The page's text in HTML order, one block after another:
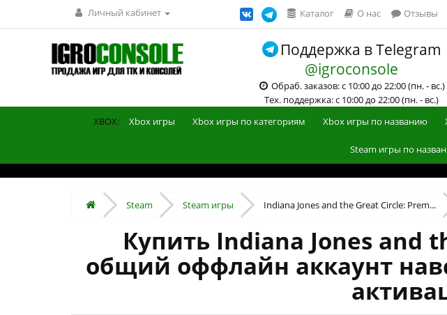
Личный кабинет Каталог О нас Отзывы
Поддержка в Telegram
@igroconsole
Обраб. заказов: с 10:00 до 22:00 (пн. - вс.)
Тех. поддержка: с 10:00 до 22:00 (пн. - вс.)
XBOX: Xbox игры Xbox игры по категориям Xbox игры по названию
Steam игры по
Steam Steam игры Indiana Jones and the Great Circle: Prem...
Купить Indiana Jones and
общий оффлайн аккаунт